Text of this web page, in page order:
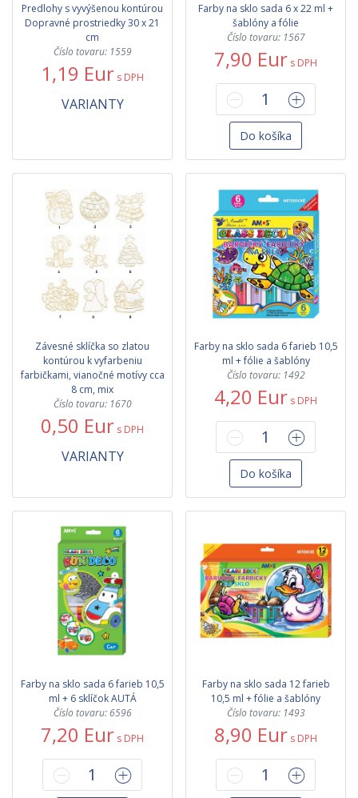
Predlohy s vyvýšenou kontúrou
Dopravné prostriedky 30 x 21
cm
Číslo tovaru: 1559
1,19 Eur s DPH
VARIANTY
Farby na sklo sada 6 x 22 ml +
šablóny a fólie
Číslo tovaru: 1567
7,90 Eur s DPH
Do košíka
Závesné sklíčka so zlatou
kontúrou k vyfarbeniu
farbičkami, vianočné motívy cca
8 cm, mix
Číslo tovaru: 1670
0,50 Eur s DPH
VARIANTY
Farby na sklo sada 6 farieb 10,5
ml + fólie a šablóny
Číslo tovaru: 1492
4,20 Eur s DPH
Do košíka
Farby na sklo sada 6 farieb 10,5
ml + 6 sklíčok AUTÁ
Číslo tovaru: 6596
7,20 Eur s DPH
Farby na sklo sada 12 farieb
10,5 ml + fólie a šablóny
Číslo tovaru: 1493
8,90 Eur s DPH